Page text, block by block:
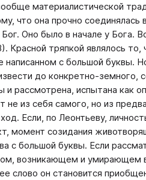
материалистической
что она прочно соединялась
Оно было в начале у Бога.
Красной тряпкой являлось то,
с большой буквы.
до конкретно-земного,
рассмотрена, испытана как
не из себя самого, но из
Если, по Леонтьеву,
момент созидания
с большой буквы. Если
возникающем и умирающем
слово он становится